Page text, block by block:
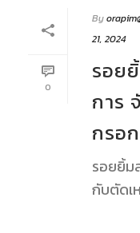
0
By
21, 2024
รอย
การ
กรอ
รอยยิ้ม
กับตัดเ